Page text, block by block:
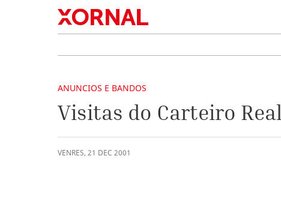
ANUNCIOS E BANDOS
Visitas do Carteiro Real
VENRES, 21 DEC 2001